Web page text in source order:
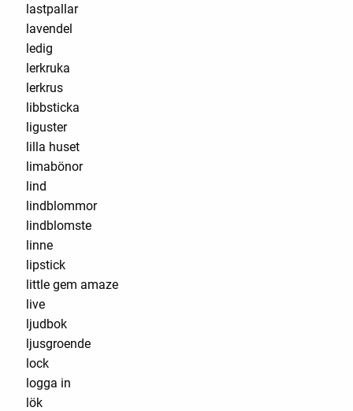
lastpallar
lavendel
ledig
lerkruka
lerkrus
libbsticka
liguster
lilla huset
limabönor
lind
lindblommor
lindblomste
linne
lipstick
little gem amaze
live
ljudbok
ljusgroende
lock
logga in
lök